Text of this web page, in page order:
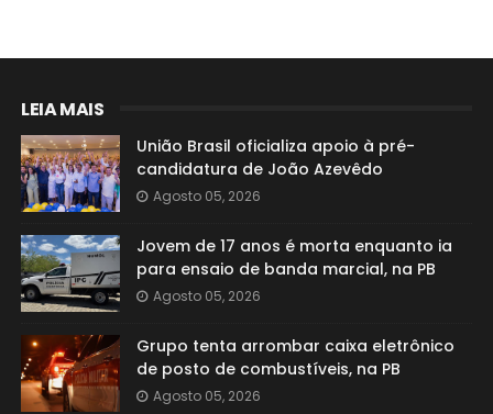
LEIA MAIS
União Brasil oficializa apoio à pré-
candidatura de João Azevêdo
Agosto 05, 2026
Jovem de 17 anos é morta enquanto ia
para ensaio de banda marcial, na PB
Agosto 05, 2026
Grupo tenta arrombar caixa eletrônico
de posto de combustíveis, na PB
Agosto 05, 2026